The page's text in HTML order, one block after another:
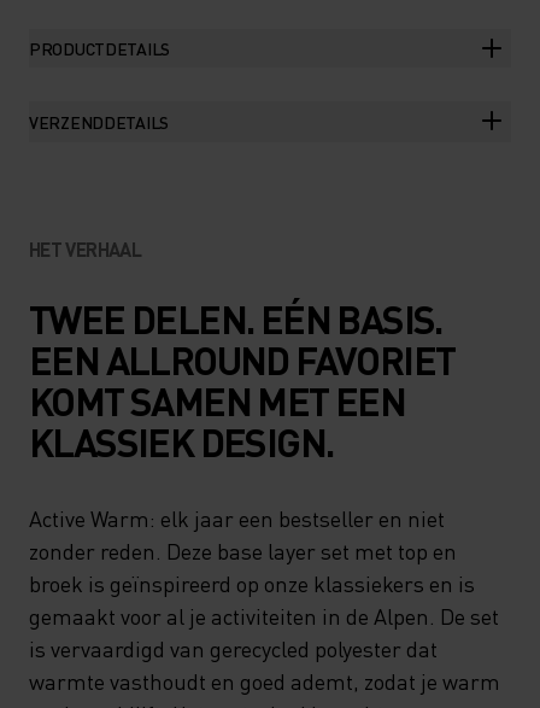
PRODUCTDETAILS
VERZENDDETAILS
HET VERHAAL
TWEE DELEN. EÉN BASIS.
EEN ALLROUND FAVORIET
KOMT SAMEN MET EEN
KLASSIEK DESIGN.
Active Warm: elk jaar een bestseller en niet
zonder reden. Deze base layer set met top en
broek is geïnspireerd op onze klassiekers en is
gemaakt voor al je activiteiten in de Alpen. De set
is vervaardigd van gerecycled polyester dat
warmte vasthoudt en goed ademt, zodat je warm